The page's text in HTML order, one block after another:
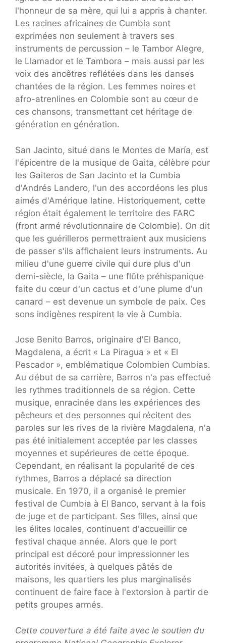
l'honneur de sa mère, qui lui a appris à chanter.
Les racines africaines de Cumbia sont
exprimées non seulement à travers ses
instruments de percussion – le Tambor Alegre,
le Llamador et le Tambora – mais aussi par les
voix des ancêtres reflétées dans les danses
chantées de la région. Les femmes noires et
afro-atrenlines en Colombie sont au cœur de
ces chansons, transmettant cet héritage de
génération en génération.
San Jacinto, situé dans le Montes de María, est
l'épicentre de la musique de Gaita, célèbre pour
les Gaiteros de San Jacinto et la Cumbia
d'Andrés Landero, l'un des accordéons les plus
aimés d'Amérique latine. Historiquement, cette
région était également le territoire des FARC
(front armé révolutionnaire de Colombie). On dit
que les guérilleros permettraient aux musiciens
de passer s'ils affichaient leurs instruments. Au
milieu d'une guerre civile qui dure plus d'un
demi-siècle, la Gaita – une flûte préhispanique
faite du cœur d'un cactus et d'une plume d'un
canard – est devenue un symbole de paix. Ces
sons indigènes respirent la vie à Cumbia.
Jose Benito Barros, originaire d'El Banco,
Magdalena, a écrit « La Piragua » et « El
Pescador », emblématique Colombien Cumbias.
Au début de sa carrière, Barros n'a pas effectué
les rythmes traditionnels de sa région. Cette
musique, enracinée dans les expériences des
pêcheurs et des personnes qui récitent des
paroles sur les rives de la rivière Magdalena, n'a
pas été initialement acceptée par les classes
moyennes et supérieures de cette époque.
Cependant, en réalisant la popularité de ces
rythmes, Barros a déplacé sa direction
musicale. En 1970, il a organisé le premier
festival de Cumbia à El Banco, servant à la fois
de juge et de participant. Ses filles, ainsi que
les élites locales, continuent d'accueillir ce
festival chaque année. Alors que le port
principal est décoré pour impressionner les
autorités invitées, à quelques pâtés de
maisons, les quartiers les plus marginalisés
continuent de faire face à l'extorsion à partir de
petits groupes armés.
Cette couverture a été faite avec le soutien du